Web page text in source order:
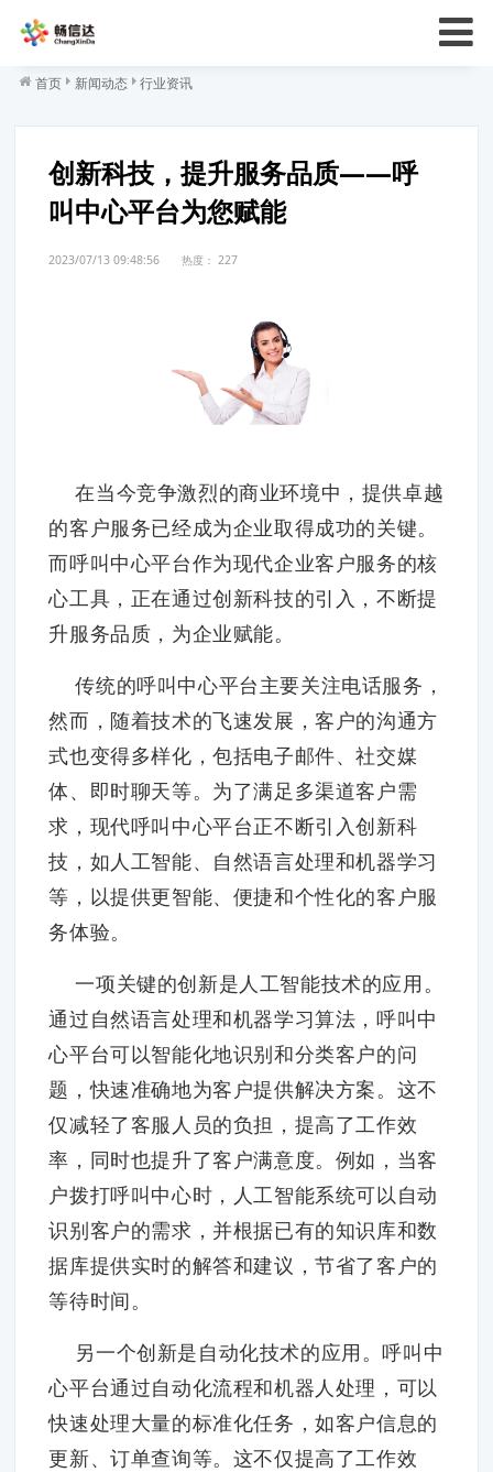
首页 新闻动态 行业资讯
创新科技，提升服务品质——呼
叫中心平台为您赋能
2023/07/13 09:48:56 热度：227
在当今竞争激烈的商业环境中，提供卓越
的客户服务已经成为企业取得成功的关键。
而呼叫中心平台作为现代企业客户服务的核
心工具，正在通过创新科技的引入，不断提
升服务品质，为企业赋能。
传统的呼叫中心平台主要关注电话服务，
然而，随着技术的飞速发展，客户的沟通方
式也变得多样化，包括电子邮件、社交媒
体、即时聊天等。为了满足多渠道客户需
求，现代呼叫中心平台正不断引入创新科
技，如人工智能、自然语言处理和机器学习
等，以提供更智能、便捷和个性化的客户服
务体验。
一项关键的创新是人工智能技术的应用。
通过自然语言处理和机器学习算法，呼叫中
心平台可以智能化地识别和分类客户的问
题，快速准确地为客户提供解决方案。这不
仅减轻了客服人员的负担，提高了工作效
率，同时也提升了客户满意度。例如，当客
户拨打呼叫中心时，人工智能系统可以自动
识别客户的需求，并根据已有的知识库和数
据库提供实时的解答和建议，节省了客户的
等待时间。
另一个创新是自动化技术的应用。呼叫中
心平台通过自动化流程和机器人处理，可以
快速处理大量的标准化任务，如客户信息的
更新、订单查询等。这不仅提高了工作效